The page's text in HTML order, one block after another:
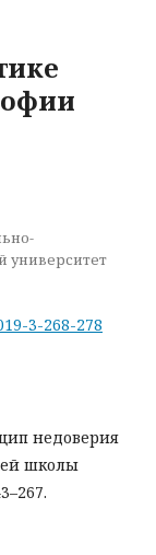
университет
3-268-278
недоверия
школы